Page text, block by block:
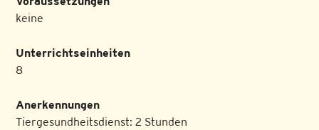
keine
Unterrichtseinheiten
8
Anerkennungen
Tiergesundheitsdienst: 2 Stunden